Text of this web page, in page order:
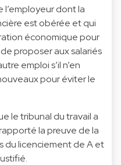
l’employeur dont la
est obérée et qui
économique pour
proposer aux salariés
emploi s’il n’en
pour éviter le
le tribunal du travail a
la preuve de la
du licenciement de A et